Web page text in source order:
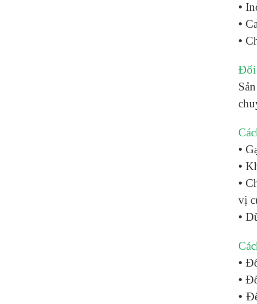
•
•
•
Đối
•
•
•
vị
•
•
•
•